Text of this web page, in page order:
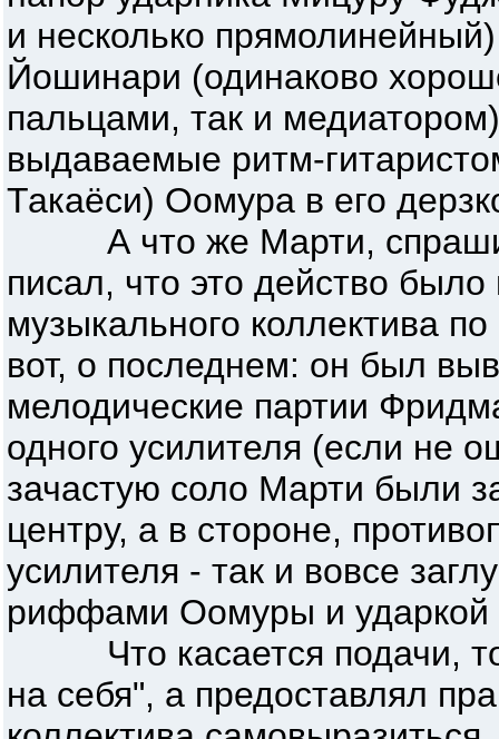
и несколько
Йошинари (одинаково
пальцами, так и
выдаваемые ритм-
Такаёси) Оомура в его
А что же Марти,
писал, что это действо
музыкального коллектива
вот, о последнем: он был
мелодические партии
одного усилителя (если не
зачастую соло Марти были
центру, а в стороне,
усилителя - так и вовсе
риффами Оомуры и
Что касается подачи, то
на себя", а предоставлял